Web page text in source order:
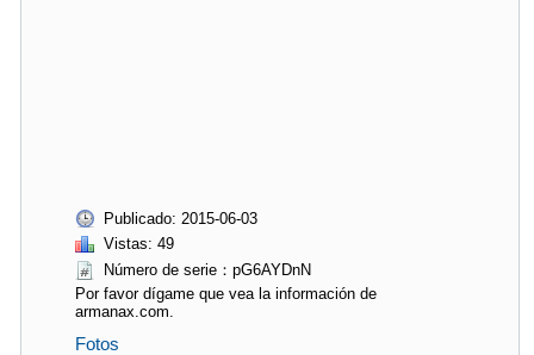
Publicado: 2015-06-03
Vistas: 49
Número de serie：pG6AYDnN
Por favor dígame que vea la información de
armanax.com.
Fotos